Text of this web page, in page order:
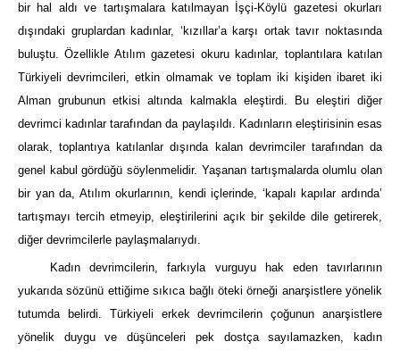
bir hal aldı ve tartışmalara katılmayan İşçi-Köylü gazetesi okurları
dışındaki gruplardan kadınlar, ‘kızıllar’a karşı ortak tavır noktasında
buluştu. Özellikle Atılım gazetesi okuru kadınlar, toplantılara katılan
Türkiyeli devrimcileri, etkin olmamak ve toplam iki kişiden ibaret iki
Alman grubunun etkisi altında kalmakla eleştirdi. Bu eleştiri diğer
devrimci kadınlar tarafından da paylaşıldı. Kadınların eleştirisinin esas
olarak, toplantıya katılanlar dışında kalan devrimciler tarafından da
genel kabul gördüğü söylenmelidir. Yaşanan tartışmalarda olumlu olan
bir yan da, Atılım okurlarının, kendi içlerinde, ‘kapalı kapılar ardında’
tartışmayı tercih etmeyip, eleştirilerini açık bir şekilde dile getirerek,
diğer devrimcilerle paylaşmalarıydı.
Kadın devrimcilerin, farkıyla vurguyu hak eden tavırlarının
yukarıda sözünü ettiğime sıkıca bağlı öteki örneği anarşistlere yönelik
tutumda belirdi. Türkiyeli erkek devrimcilerin çoğunun anarşistlere
yönelik duygu ve düşünceleri pek dostça sayılamazken, kadın